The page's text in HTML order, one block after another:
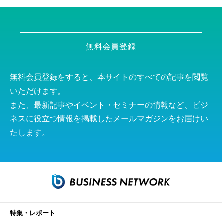
無料会員登録
無料会員登録をすると、本サイトのすべての記事を閲覧
いただけます。
また、最新記事やイベント・セミナーの情報など、ビジ
ネスに役立つ情報を掲載したメールマガジンをお届けい
たします。
特集・レポート